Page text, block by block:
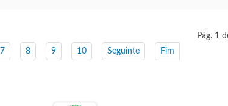
7 8 9 10 Seguinte Fim
Pág. 1